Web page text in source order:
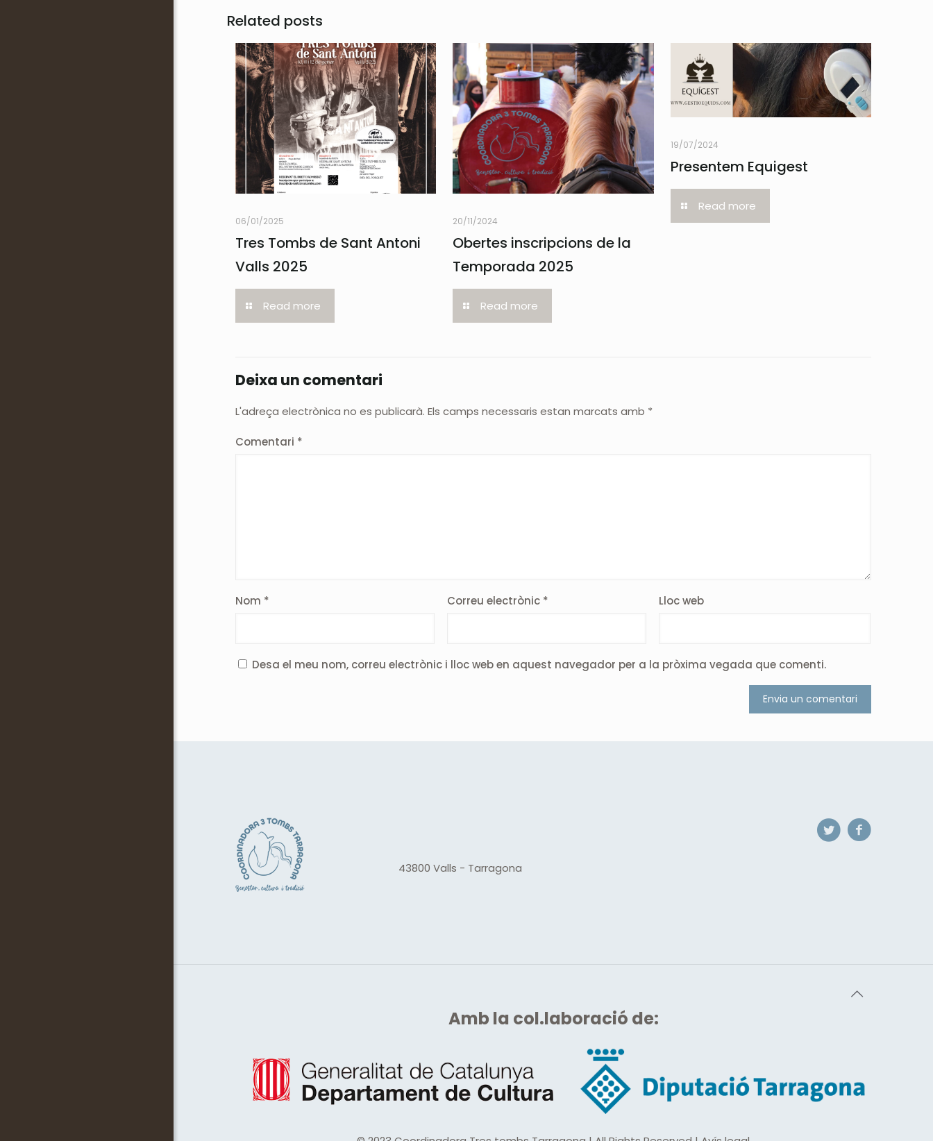
Related posts
06/01/2025
Tres Tombs de Sant Antoni
Valls 2025
Read more
20/11/2024
Obertes inscripcions de la
Temporada 2025
Read more
19/07/2024
Presentem Equigest
Read more
Deixa un comentari
L'adreça electrònica no es publicarà. Els camps necessaris estan marcats amb *
Comentari *
Nom * Correu electrònic * Lloc web
Desa el meu nom, correu electrònic i lloc web en aquest navegador per a la pròxima vegada que comenti.
43800 Valls - Tarragona
Amb la col.laboració de: